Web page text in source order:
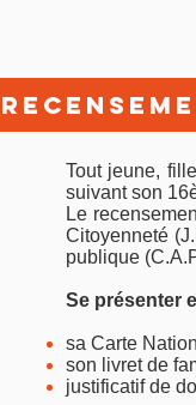
Tout jeune,
suivant son
Le
Citoyenneté
publique (
Se présenter
sa Carte
son livret de
justificatif de